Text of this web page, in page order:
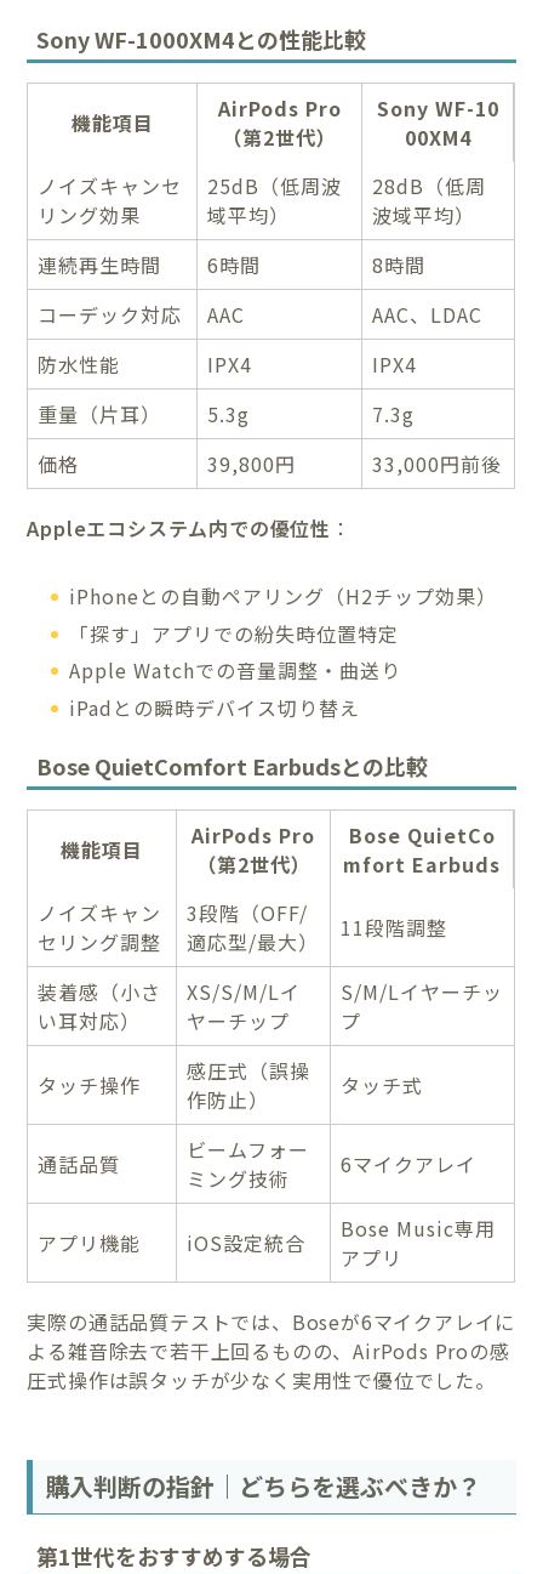
Sony WF-1000XM4との性能比較
機能項目
AirPods Pro
（第2世代）
Sony WF-10
00XM4
ノイズキャンセ
リング効果
25dB（低周波
域平均）
28dB（低周
波域平均）
連続再生時間
6時間
8時間
コーデック対応
AAC
AAC、LDAC
防水性能
IPX4
IPX4
重量（片耳）
5.3g
7.3g
価格
39,800円 33,000円前後
Appleエコシステム内での優位性 ：
iPhoneとの自動ペアリング（H2チップ効果）
「探す」アプリでの紛失時位置特定
Apple Watchでの音量調整・曲送り
iPadとの瞬時デバイス切り替え
Bose QuietComfort Earbudsとの比較
機能項目
AirPods Pro
（第2世代）
Bose QuietCo
mfort Earbuds
ノイズキャン
セリング調整
3段階（OFF/
適応型/最大）
11段階調整
装着感（小さ
い耳対応）
XS/S/M/Lイ
ヤーチップ
S/M/Lイヤーチッ
プ
タッチ操作
感圧式（誤操
作防止）
タッチ式
通話品質
ビームフォー
ミング技術
6マイクアレイ
アプリ機能 iOS設定統合
Bose Music専用
アプリ
実際の通話品質テストでは、Boseが6マイクアレイに
よる雑音除去で若干上回るものの、AirPods Proの感
圧式操作は誤タッチが少なく実用性で優位でした。
購入判断の指針｜どちらを選ぶべきか？
第1世代をおすすめする場合